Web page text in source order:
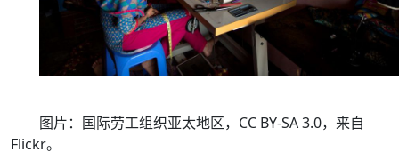
图片：国际劳工组织亚太地区，CC BY-SA 3.0，来自
Flickr。